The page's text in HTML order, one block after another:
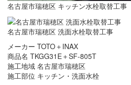
名古屋市瑞穂区 キッチン水栓取替工事
名古屋市瑞穂区 洗面水栓取替工事
メーカー TOTO＋INAX
商品名 TKGG31E＋SF-805T
施工地域 名古屋市瑞穂区
施工部位 キッチン・洗面水栓